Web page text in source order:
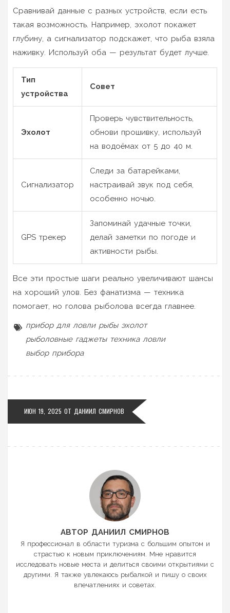
Сравнивай данные с разных устройств, если есть
такая возможность. Например, эхолот покажет
глубину, а сигнализатор подскажет, что рыба взяла
наживку. Используй оба — результат будет лучше.
Тип
устройства
Совет
Эхолот
Проверь чувствительность,
обнови прошивку, используй
на водоёмах от 5 до 40 м.
Сигнализатор
Следи за батарейками,
настраивай звук под себя,
особенно ночью.
GPS трекер
Запоминай удачные точки,
делай заметки по погоде и
активности рыбы.
Все эти простые шаги реально увеличивают шансы
на хороший улов. Без фанатизма — техника
помогает, но голова рыболова всегда главнее.
прибор для ловли рыбы эхолот
рыболовные гаджеты техника ловли
выбор прибора
ИЮН 19, 2025 ОТ ДАНИИЛ СМИРНОВ
АВТОР ДАНИИЛ СМИРНОВ
Я профессионал в области туризма с большим опытом и
страстью к новым приключениям. Мне нравится
исследовать новые места и делиться своими открытиями с
другими. Я также увлекаюсь рыбалкой и пишу о своих
впечатлениях и советах.